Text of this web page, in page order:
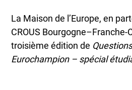
La Maison de l’Europe, en
CROUS Bourgogne–Franche-
troisième édition de
Eurochampion – spécial